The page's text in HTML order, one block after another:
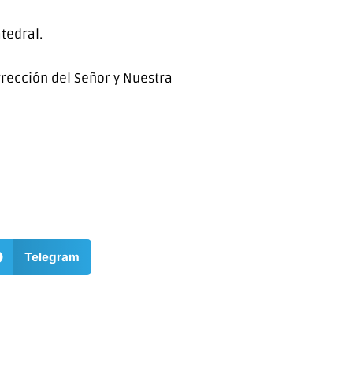
del Señor y Nuestra
Telegram